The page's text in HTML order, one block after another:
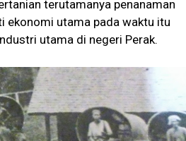
terutamanya penanaman
ekonomi utama pada waktu itu
utama di negeri Perak.